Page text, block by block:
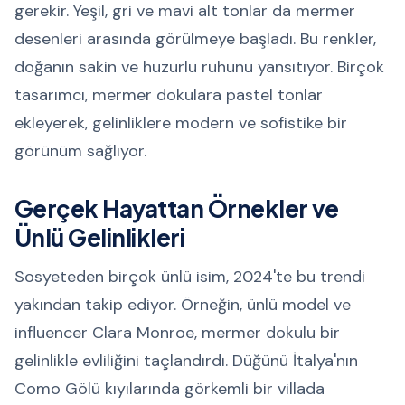
gerekir. Yeşil, gri ve mavi alt tonlar da mermer
desenleri arasında görülmeye başladı. Bu renkler,
doğanın sakin ve huzurlu ruhunu yansıtıyor. Birçok
tasarımcı, mermer dokulara pastel tonlar
ekleyerek, gelinliklere modern ve sofistike bir
görünüm sağlıyor.
Gerçek Hayattan Örnekler ve
Ünlü Gelinlikleri
Sosyeteden birçok ünlü isim, 2024'te bu trendi
yakından takip ediyor. Örneğin, ünlü model ve
influencer Clara Monroe, mermer dokulu bir
gelinlikle evliliğini taçlandırdı. Düğünü İtalya'nın
Como Gölü kıyılarında görkemli bir villada